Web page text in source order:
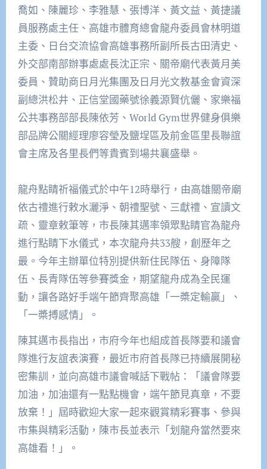
喬如、陳麗珍、李雅慧、張博洋、黃文益、黃捷議
員服務處主任、高雄市體育總會龍舟委員會林明道
主委、日台交流協會高雄事務所副所長古田清史、
外交部南部辦事處處長沈正宗、關帝廟代表黃月美
委員、贊助商日月光集團及日月光文教基金會資深
副總洪松井、正信堂國藥號徐義源賢伉儷、家樂福
公共事務部部長陳依芳、World Gym世界健身俱樂
部品牌公關經理廖容瑩及鹽埕區及前金區里長聯誼
會主席及各里長們等貴賓到場共襄盛舉。
龍舟點睛祈福儀式於中午12時舉行，由高雄關帝廟
依古禮進行敕水灑淨、朝禮聖號、三獻禮、宣讀文
疏、靈章敕筆等，市長陳其邁率領眾點睛官為龍舟
進行點睛下水儀式，本次龍舟共33艘，創歷年之
最。今年主辦單位特別提供新住民隊伍、身障隊
伍、長青隊伍等參賽獎金，期望龍舟成為全民運
動，讓各路好手端午節齊聚高雄「一槳定輸贏」、
「一槳搏感情」。
陳其邁市長指出，市府今年也組成首長隊要和議會
隊進行友誼表演賽，最近市府首長隊已持續展開秘
密集訓，並向高雄市議會喊話下戰帖：「議會隊要
加油，加油還有一點點機會，端午節見真章，不要
放棄！」屆時歡迎大家一起來觀賞精彩賽事、參與
市集與精彩活動，陳市長並表示「划龍舟當然要來
高雄看！」。